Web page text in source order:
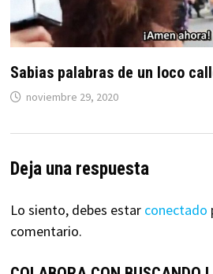
Sabias palabras de un loco
noviembre 29, 2020
Deja una respuesta
Lo siento, debes estar conectado
comentario.